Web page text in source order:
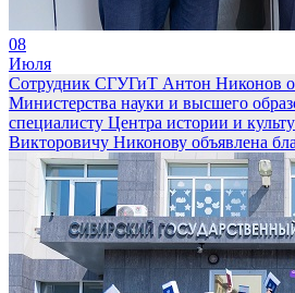
08
Июля
Сотрудник СГУГиТ Антон Никонов
Министерства науки и высшего
специалисту Центра истории и
Викторовичу Никонову объявлена